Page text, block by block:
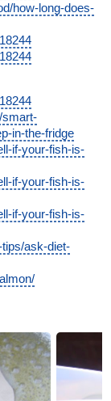
how-long-does-
smart-
in-the-fridge
if-your-fish-is-
if-your-fish-is-
if-your-fish-is-
ask-diet-